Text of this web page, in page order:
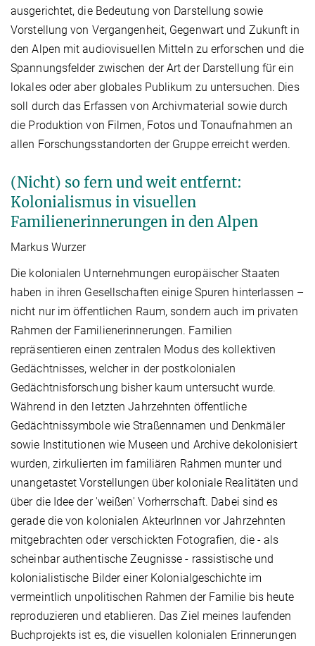
ausgerichtet, die Bedeutung von Darstellung sowie
Vorstellung von Vergangenheit, Gegenwart und Zukunft in
den Alpen mit audiovisuellen Mitteln zu erforschen und die
Spannungsfelder zwischen der Art der Darstellung für ein
lokales oder aber globales Publikum zu untersuchen. Dies
soll durch das Erfassen von Archivmaterial sowie durch
die Produktion von Filmen, Fotos und Tonaufnahmen an
allen Forschungsstandorten der Gruppe erreicht werden.
(Nicht) so fern und weit entfernt:
Kolonialismus in visuellen
Familienerinnerungen in den Alpen
Markus Wurzer
Die kolonialen Unternehmungen europäischer Staaten
haben in ihren Gesellschaften einige Spuren hinterlassen –
nicht nur im öffentlichen Raum, sondern auch im privaten
Rahmen der Familienerinnerungen. Familien
repräsentieren einen zentralen Modus des kollektiven
Gedächtnisses, welcher in der postkolonialen
Gedächtnisforschung bisher kaum untersucht wurde.
Während in den letzten Jahrzehnten öffentliche
Gedächtnissymbole wie Straßennamen und Denkmäler
sowie Institutionen wie Museen und Archive dekolonisiert
wurden, zirkulierten im familiären Rahmen munter und
unangetastet Vorstellungen über koloniale Realitäten und
über die Idee der 'weißen' Vorherrschaft. Dabei sind es
gerade die von kolonialen AkteurInnen vor Jahrzehnten
mitgebrachten oder verschickten Fotografien, die - als
scheinbar authentische Zeugnisse - rassistische und
kolonialistische Bilder einer Kolonialgeschichte im
vermeintlich unpolitischen Rahmen der Familie bis heute
reproduzieren und etablieren. Das Ziel meines laufenden
Buchprojekts ist es, die visuellen kolonialen Erinnerungen